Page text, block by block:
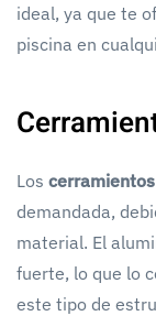
ideal, ya que te
piscina en
Los
demandada,
material. El
fuerte, lo que lo
este tipo de